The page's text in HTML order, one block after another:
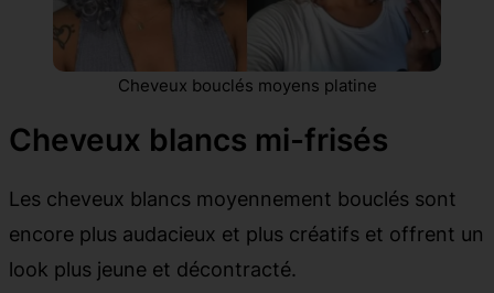
Cheveux bouclés moyens platine
Cheveux blancs mi-frisés
Les cheveux blancs moyennement bouclés sont
encore plus audacieux et plus créatifs et offrent un
look plus jeune et décontracté.